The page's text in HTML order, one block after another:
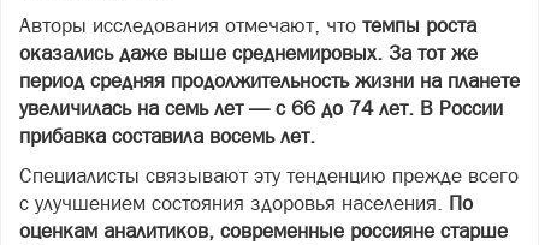
Авторы исследования отмечают, что темпы роста
оказались даже выше среднемировых. За тот же
период средняя продолжительность жизни на планете
увеличилась на семь лет — с 66 до 74 лет. В России
прибавка составила восемь лет.
Специалисты связывают эту тенденцию прежде всего
с улучшением состояния здоровья населения. По
оценкам аналитиков, современные россияне старше